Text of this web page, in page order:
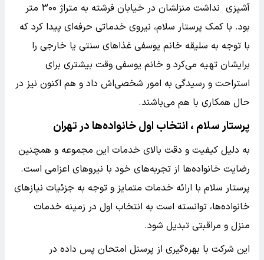
آشپزی نداشت منزلشان در خیابان فرشته به متراژ ۳۰۰ متر
بود. با کمک پرستار سلام، نیروی خدماتی حرفه‌ای پیدا کرد که
با توجه به سلیقه خانم یوسفی غذاهای سنتی یا خارجی را
برایشان تهیه می‌کرد و خانم یوسفی وقت بیشتری برای
استراحت و رسیدگی به امور شخصی‌اش داد و هم اکنون نیز در
حال همکاری با هم می‌باشند.
پرستار سلام ، انتخاب اول خانواده‌ها در تهران
به دلیل کیفیت و دقت بالای خدمات این مجموعه و همچنین
رضایت خانواده‌ها از تجربه‌های خود با نیروهای اعزامی است.
پرستار سلام با ارائه خدمات متمایز و توجه به جزئیات نیازهای
خانواده‌ها، توانسته است به انتخاب اول در زمینه خدمات
منزل و مراقبتی تبدیل شود.
این شرکت با بهره‌گیری از پرسنل امتحان پس داده در